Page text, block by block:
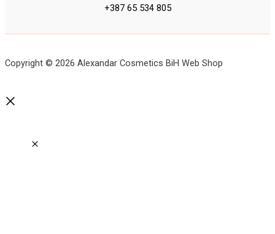
+387 65 534 805
Copyright © 2026 Alexandar Cosmetics BiH Web Shop